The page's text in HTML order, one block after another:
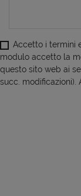
Accetto i termini
modulo accetto la
questo sito web ai
succ. modificazioni).